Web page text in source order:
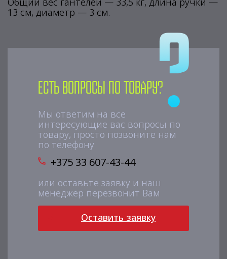
13 см, диаметр — 3 см.
Есть вопросы по товару?
Мы ответим на все
интересующие вас вопросы по
товару, просто позвоните нам
по телефону
+375 33 607-43-44
или оставьте заявку и наш
менеджер перезвонит Вам
Оставить заявку